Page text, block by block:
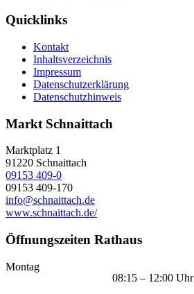
Quicklinks
Kontakt
Inhaltsverzeichnis
Impressum
Datenschutzerklärung
Datenschutzhinweis
Markt Schnaittach
Marktplatz 1
91220 Schnaittach
09153 409-0
09153 409-170
info@schnaittach.de
www.schnaittach.de/
Öffnungszeiten Rathaus
Montag
08:15 – 12:00 Uhr